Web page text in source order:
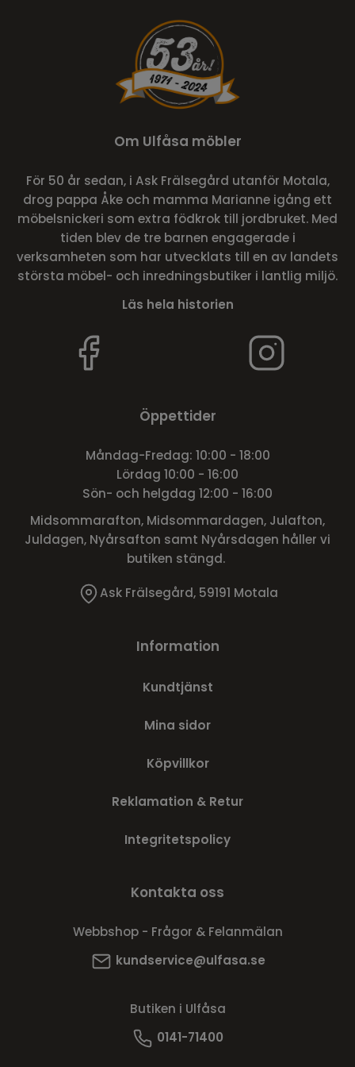
Om Ulfåsa möbler
För 50 år sedan, i Ask Frälsegård utanför Motala,
drog pappa Åke och mamma Marianne igång ett
möbelsnickeri som extra födkrok till jordbruket. Med
tiden blev de tre barnen engagerade i
verksamheten som har utvecklats till en av landets
största möbel- och inredningsbutiker i lantlig miljö.
Läs hela historien
Öppettider
Måndag-Fredag: 10:00 - 18:00
Lördag 10:00 - 16:00
Sön- och helgdag 12:00 - 16:00
Midsommarafton, Midsommardagen, Julafton,
Juldagen, Nyårsafton samt Nyårsdagen håller vi
butiken stängd.
Ask Frälsegård, 59191 Motala
Information
Kundtjänst
Mina sidor
Köpvillkor
Reklamation & Retur
Integritetspolicy
Kontakta oss
Webbshop - Frågor & Felanmälan
kundservice@ulfasa.se
Butiken i Ulfåsa
0141-71400